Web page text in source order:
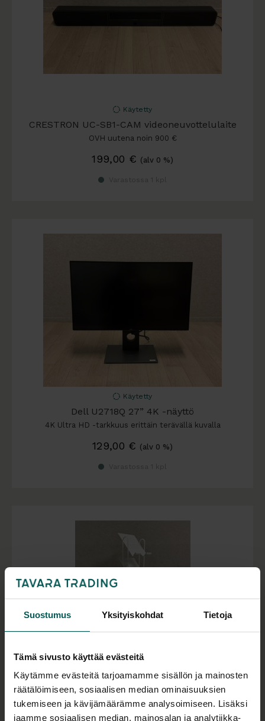
Suostumus Yksityiskohdat Tietoja
Tämä sivusto käyttää evästeitä
Käytämme evästeitä tarjoamamme sisällön ja mainosten
räätälöimiseen, sosiaalisen median ominaisuuksien
tukemiseen ja kävijämäärämme analysoimiseen. Lisäksi
jaamme sosiaalisen median, mainosalan ja analytiikka-
Käytetty
CRESTRON UC-SB1-CAM videoneuvottelulaite
OVH uutena noin 900 €
199,00 € (alv 0 %)
Käytetty
Dell U2718Q 27” 4K -näyttö
4K Ultra HD -tarkkuus erittäin terävällä kuvalla
129,00 € (alv 0 %)
Esiteteline A4 VARATTU 1 KPL / EH
Metallinen, leveys 26x syvyys 29x korkeus 147 cm